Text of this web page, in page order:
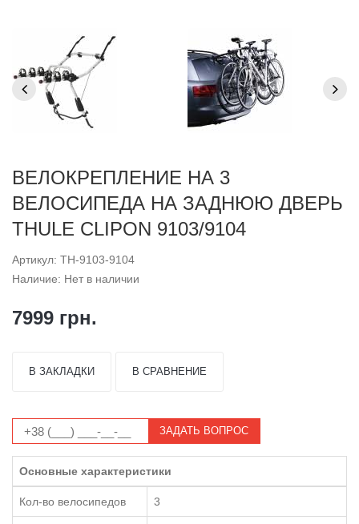
ВЕЛОКРЕПЛЕНИЕ НА 3
ВЕЛОСИПЕДА НА ЗАДНЮЮ ДВЕРЬ
THULE CLIPON 9103/9104
Артикул: TH-9103-9104
Наличие: Нет в наличии
7999 грн.
В ЗАКЛАДКИ В СРАВНЕНИЕ
ЗАДАТЬ ВОПРОС
Основные характеристики
Кол-во велосипедов 3